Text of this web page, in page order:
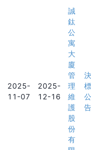
2025-
11-07
2025-
12-16
誠
鈦
公
寓
大
廈
管
理
維
護
股
份
有
決
標
公
告